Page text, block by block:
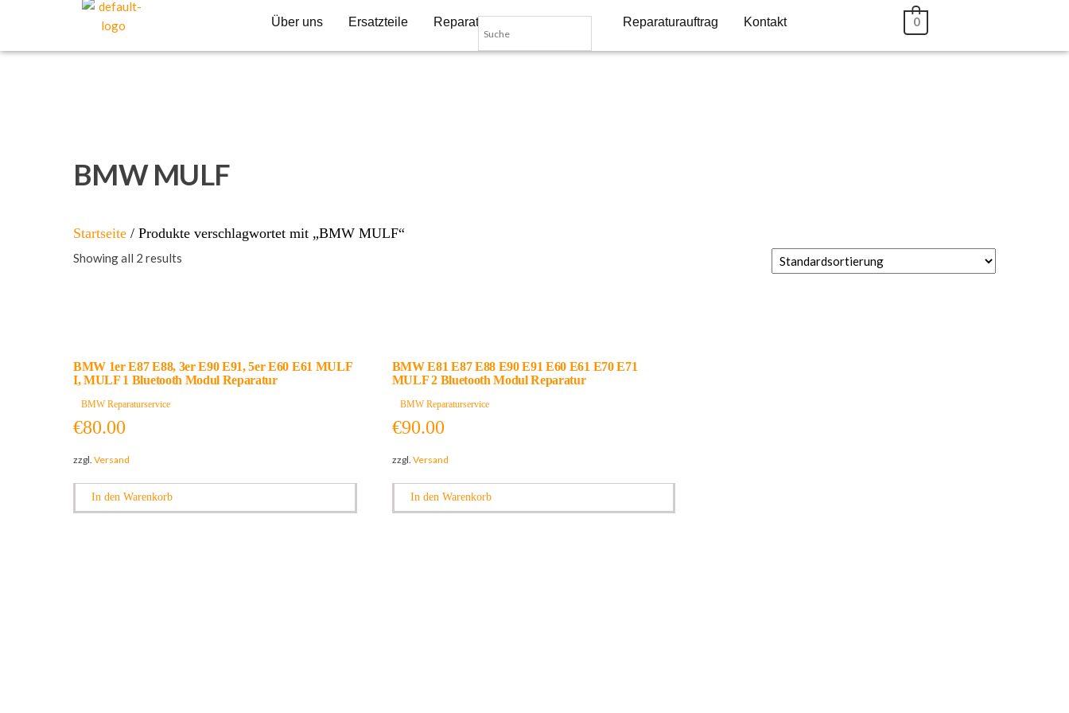
Über uns Ersatzteile Reparatur-Dienstleistungen Reparaturauftrag Kontakt 0
BMW MULF
Startseite / Produkte verschlagwortet mit „BMW MULF“
Showing all 2 results
BMW 1er E87 E88, 3er E90 E91, 5er E60 E61 MULF
I, MULF 1 Bluetooth Modul Reparatur
BMW Reparaturservice
€80.00
zzgl. Versand
In den Warenkorb
BMW E81 E87 E88 E90 E91 E60 E61 E70 E71
MULF 2 Bluetooth Modul Reparatur
BMW Reparaturservice
€90.00
zzgl. Versand
In den Warenkorb